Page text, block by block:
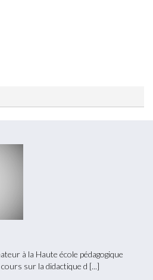
à la Haute école pédagogique
sur la didactique d